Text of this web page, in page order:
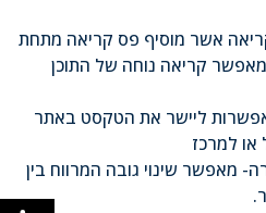
אשר מוסיף פס קריאה מתחת
קריאה נוחה של התוכן
ליישר את הטקסט באתר
או למרכז
מאפשר שינוי גובה המרווח בין